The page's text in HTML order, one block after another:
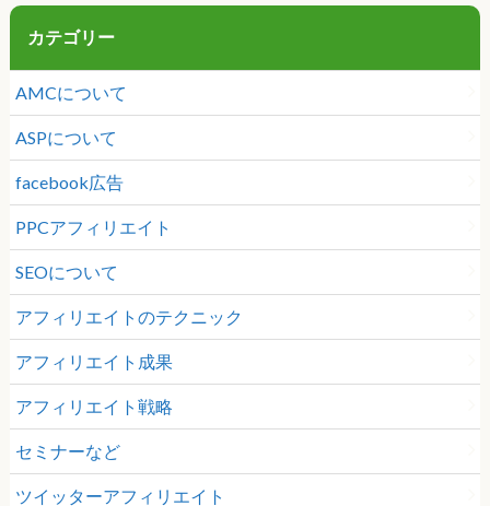
カテゴリー
AMCについて
ASPについて
facebook広告
PPCアフィリエイト
SEOについて
アフィリエイトのテクニック
アフィリエイト成果
アフィリエイト戦略
セミナーなど
ツイッターアフィリエイト